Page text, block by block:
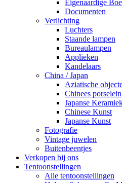
Eigenaardige
Documenten
Verlichting
Luchters
Staande lampen
Bureaulampen
Applieken
Kandelaars
China / Japan
Aziatische
Chinees porselein
Japanse
Chinese Kunst
Japanse Kunst
Fotografie
Vintage juwelen
Buitenbeentjes
Verkopen bij ons
Tentoonstellingen
Alle tentoonstellingen